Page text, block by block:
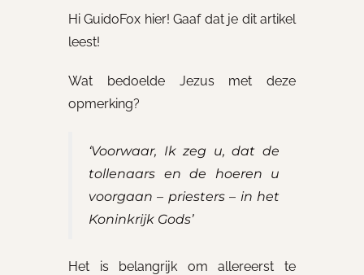
Hi GuidoFox hier! Gaaf dat je dit artikel
leest!
Wat bedoelde Jezus met deze
opmerking?
‘Voorwaar, Ik zeg u, dat de
tollenaars en de hoeren u
voorgaan – priesters – in het
Koninkrijk Gods’
Het is belangrijk om allereerst te